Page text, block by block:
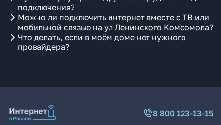
подключения?
Можно ли подключить интернет вместе с ТВ или
мобильной связью на ул Ленинского Комсомола?
Что делать, если в моём доме нет нужного
провайдера?
8 800 123-13-15